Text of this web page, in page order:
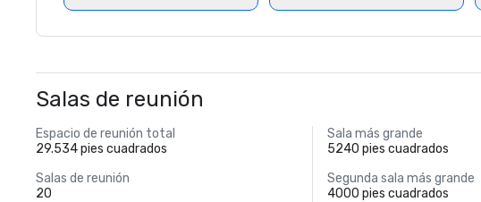
Salas de reunión
Espacio de reunión total
29.534 pies cuadrados
Sala más grande
5240 pies cuadrados
Salas de reunión
20
Segunda sala más grande
4000 pies cuadrados